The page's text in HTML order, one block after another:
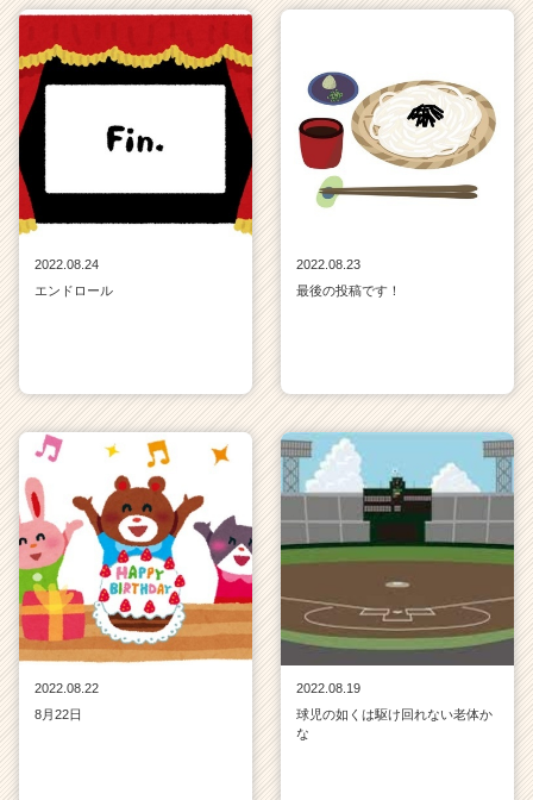
2022.08.24
エンドロール
2022.08.23
最後の投稿です！
2022.08.22
8月22日
2022.08.19
球児の如くは駆け回れない老体か
な